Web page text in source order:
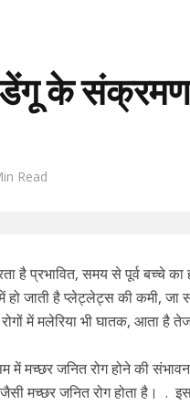
डेंगू के संक्रमण
Read
है प्रभावित, समय से पूर्व बच्चे
हो जाती है प्लेट्लेट्स की कमी, जा
में मलेरिया भी घातक, आता है
में मच्छर जनित रोग होने की
जैसी मच्छर जनित रोग होता है। .